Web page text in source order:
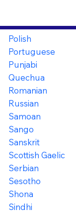
Polish
Portuguese
Punjabi
Quechua
Romanian
Russian
Samoan
Sango
Sanskrit
Scottish Gaelic
Serbian
Sesotho
Shona
Sindhi